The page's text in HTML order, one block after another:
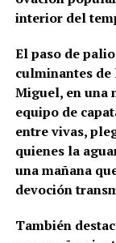
interior del
El paso de
culminantes de
Miguel, en una
equipo de
entre vivas,
quienes la
una mañana
devoción
También